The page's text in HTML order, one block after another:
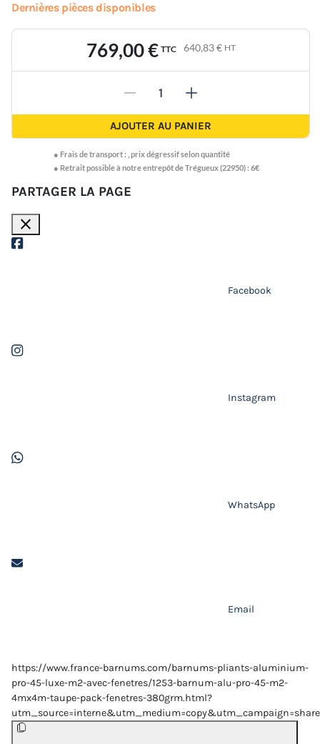
Dernières pièces disponibles
769,00 € TTC 640,83 € HT
- +
AJOUTER AU PANIER
● Frais de transport : prix dégressif selon quantité
● Retrait possible à notre entrepôt de Trégueux (22950) : 6€
PARTAGER LA PAGE
close
Facebook
Instagram
WhatsApp
Email
https://www.france-barnums.com/barnums-pliants-aluminium-
pro-45-luxe-m2-avec-fenetres/1253-barnum-alu-pro-45-m2-
4mx4m-taupe-pack-fenetres-380grm.html?